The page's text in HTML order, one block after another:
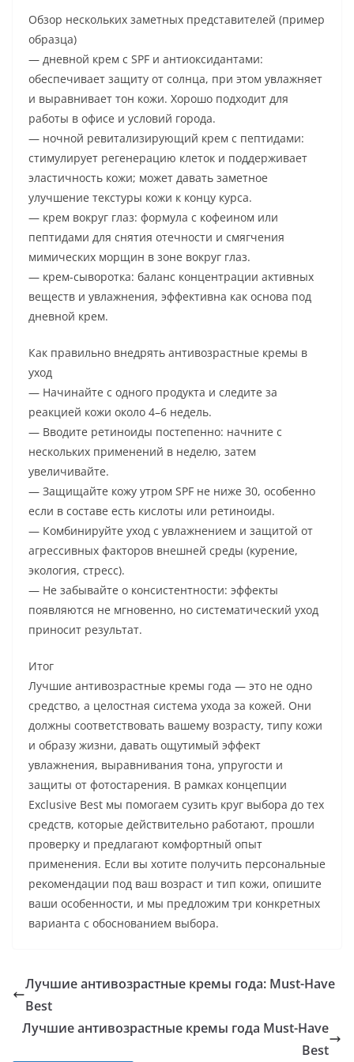
Обзор нескольких заметных представителей (пример
образца)
— дневной крем с SPF и антиоксидантами:
обеспечивает защиту от солнца, при этом увлажняет
и выравнивает тон кожи. Хорошо подходит для
работы в офисе и условий города.
— ночной ревитализирующий крем с пептидами:
стимулирует регенерацию клеток и поддерживает
эластичность кожи; может давать заметное
улучшение текстуры кожи к концу курса.
— крем вокруг глаз: формула с кофеином или
пептидами для снятия отечности и смягчения
мимических морщин в зоне вокруг глаз.
— крем-сыворотка: баланс концентрации активных
веществ и увлажнения, эффективна как основа под
дневной крем.
Как правильно внедрять антивозрастные кремы в
уход
— Начинайте с одного продукта и следите за
реакцией кожи около 4–6 недель.
— Вводите ретиноиды постепенно: начните с
нескольких применений в неделю, затем
увеличивайте.
— Защищайте кожу утром SPF не ниже 30, особенно
если в составе есть кислоты или ретиноиды.
— Комбинируйте уход с увлажнением и защитой от
агрессивных факторов внешней среды (курение,
экология, стресс).
— Не забывайте о консистентности: эффекты
появляются не мгновенно, но систематический уход
приносит результат.
Итог
Лучшие антивозрастные кремы года — это не одно
средство, а целостная система ухода за кожей. Они
должны соответствовать вашему возрасту, типу кожи
и образу жизни, давать ощутимый эффект
увлажнения, выравнивания тона, упругости и
защиты от фотостарения. В рамках концепции
Exclusive Best мы помогаем сузить круг выбора до тех
средств, которые действительно работают, прошли
проверку и предлагают комфортный опыт
применения. Если вы хотите получить персональные
рекомендации под ваш возраст и тип кожи, опишите
ваши особенности, и мы предложим три конкретных
варианта с обоснованием выбора.
Лучшие антивозрастные кремы года: Must-Have
Best
Лучшие антивозрастные кремы года Must-Have
Best